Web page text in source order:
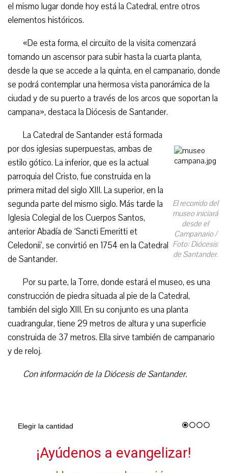
el mismo lugar donde hoy está la Catedral, entre otros
elementos históricos.
«De esta forma, el circuito de la visita comenzará
tomando un ascensor para subir hasta la cuarta planta,
desde la que se accede a la quinta, en el campanario, donde
se podrá contemplar una hermosa vista panorámica de la
ciudad y de su puerto a través de los arcos que soportan la
campana», destaca la Diócesis de Santander.
El recorrido del
museo iniciará
desde el
Campanario /
Foto: Diócesis
de Santander.
La Catedral de Santander está formada
por dos iglesias superpuestas, ambas de
estilo gótico. La inferior, que es la actual
parroquia del Cristo, fue construida en la
primera mitad del siglo XIII. La superior, en la
segunda parte del mismo siglo. Más tarde la
Iglesia Colegial de los Cuerpos Santos,
anterior Abadía de ‘Sancti Emeritti et
Celedonii’, se convirtió en 1754 en la Catedral
de Santander.
Por su parte, la Torre, donde estará el museo, es una
construcción de piedra situada al pie de la Catedral,
también del siglo XIII. En su conjunto es una planta
cuadrangular, tiene 29 metros de altura y una superficie
construida de 37 metros. Ella sirve también de campanario
y de reloj.
Con información de la Diócesis de Santander.